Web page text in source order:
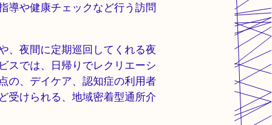
導や健康チェックなど行う訪問
、夜間に定期巡回してくれる夜
スでは、日帰りでレクリエーシ
の、デイケア、認知症の利用者
受けられる、地域密着型通所介